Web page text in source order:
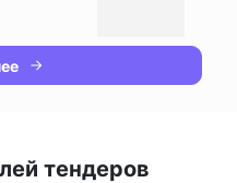
тендеров